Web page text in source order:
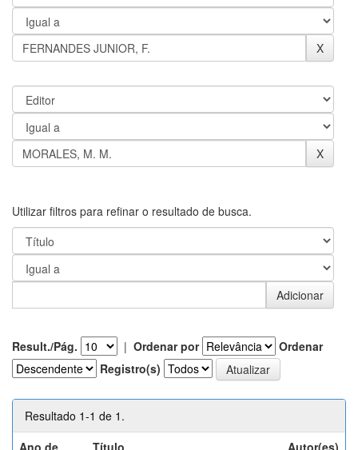
Utilizar filtros para refinar o resultado de busca.
Result./Pág. | Ordenar por
Ordenar
Registro(s)
Resultado 1-1 de 1.
Ano de
Título Autor(es)